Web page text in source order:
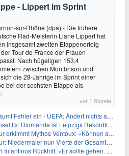
- Lippert im Sprint
sur-Rhône (dpa) - Die frühere
Rad-Meisterin Liane Lippert hat
insgesamt zweiten Etappenerfolg
Tour de France der Frauen
Nach hügeligen 153,4
zwischen Montbrison und
die 28-Jährige im Sprint einer
bei der sechsten Etappe als
vor 1 Stunde
Fehler ein - UEFA: Ändert nichts an Boykott
fix: Diomande ist Leipzigs Rekordtransfer
Mythos Ventoux: «Können alles schaffen»
Niedermaier nun Vierte der Gesamtwertung
Rücktritt: «Er sollte gehen. Jetzt»